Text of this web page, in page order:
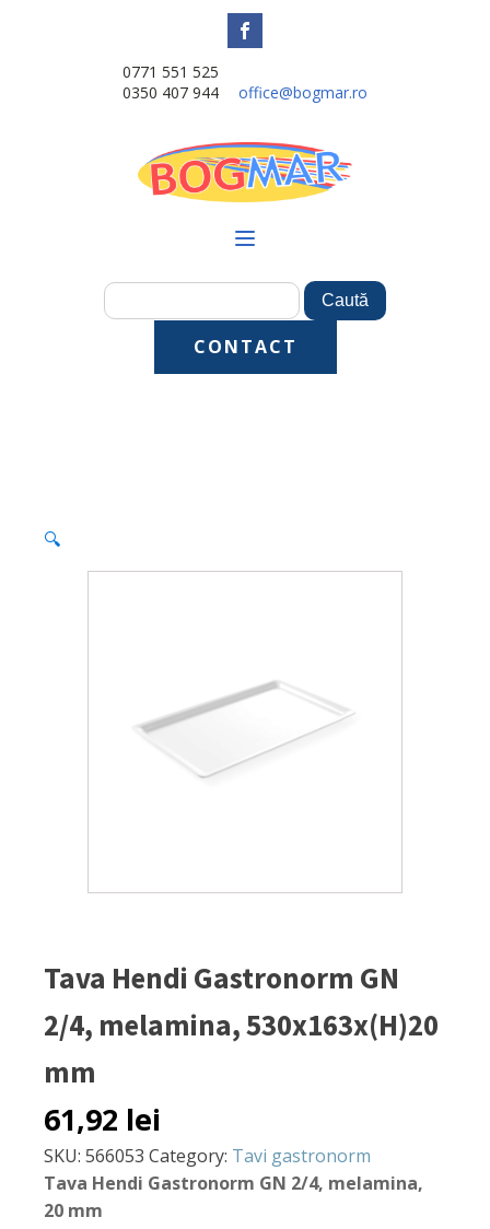
0771 551 525
0350 407 944
office@bogmar.ro
CONTACT
🔍
Tava Hendi Gastronorm GN
2/4, melamina, 530x163x(H)20
mm
61,92 lei
SKU: 566053 Category: Tavi gastronorm
Tava Hendi Gastronorm GN 2/4, melamina,
20 mm